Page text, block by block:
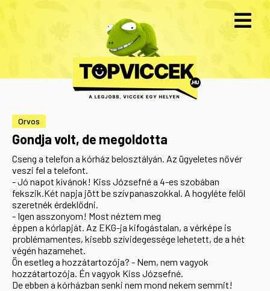
Orvos
Gondja volt, de megoldotta
Cseng a telefon a kórház belosztályán. Az ügyeletes nővér
veszi fel a telefont.
- Jó napot kívánok! Kiss Józsefné a 4-es szobában
fekszik.Két napja jött be szívpanaszokkal. A hogyléte felől
szeretnék érdeklődni.
- Igen asszonyom! Most néztem meg
éppen a kórlapját. Az EKG-ja kifogástalan, a vérképe is
problémamentes, kisebb szívidegessége lehetett, de a hét
végén hazamehet.
Ön esetleg a hozzátartozója? - Nem, nem vagyok
hozzátartozója. Én vagyok Kiss Józsefné.
De ebben a kórházban senki nem mond nekem semmit!